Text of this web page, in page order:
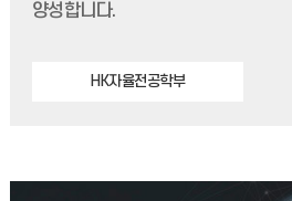
양성합니다.
HK자율전공학부